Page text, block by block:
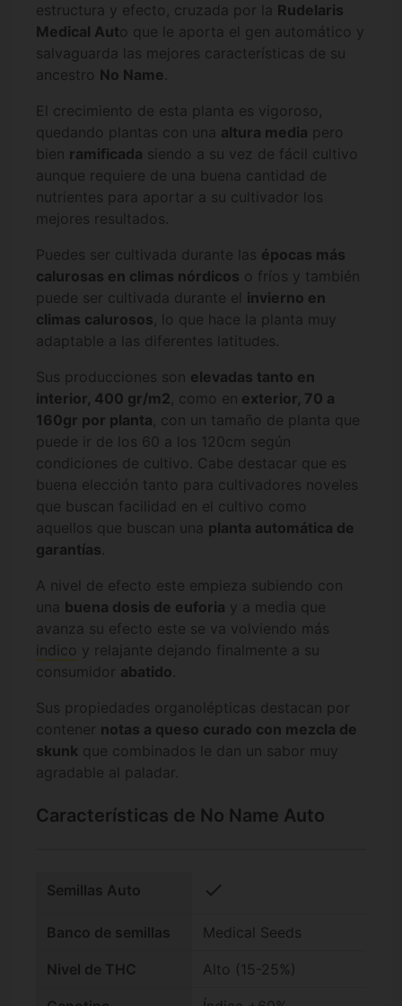
estructura y efecto, cruzada por la Rudelaris
Medical Auto que le aporta el gen automático y
salvaguarda las mejores características de su
ancestro No Name.
El crecimiento de esta planta es vigoroso,
quedando plantas con una altura media pero
bien ramificada siendo a su vez de fácil cultivo
aunque requiere de una buena cantidad de
nutrientes para aportar a su cultivador los
mejores resultados.
Puedes ser cultivada durante las épocas más
calurosas en climas nórdicos o fríos y también
puede ser cultivada durante el invierno en
climas calurosos, lo que hace la planta muy
adaptable a las diferentes latitudes.
Sus producciones son elevadas tanto en
interior, 400 gr/m2, como en exterior, 70 a
160gr por planta, con un tamaño de planta que
puede ir de los 60 a los 120cm según
condiciones de cultivo. Cabe destacar que es
buena elección tanto para cultivadores noveles
que buscan facilidad en el cultivo como
aquellos que buscan una planta automática de
garantías.
A nivel de efecto este empieza subiendo con
una buena dosis de euforia y a media que
avanza su efecto este se va volviendo más
indico y relajante dejando finalmente a su
consumidor abatido.
Sus propiedades organolépticas destacan por
contener notas a queso curado con mezcla de
skunk que combinados le dan un sabor muy
agradable al paladar.
Características de No Name Auto
Semillas Auto check
Banco de semillas Medical Seeds
Nivel de THC Alto (15-25%)